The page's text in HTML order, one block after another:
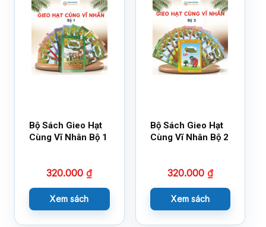
Bộ Sách Gieo Hạt
Cùng Vĩ Nhân Bộ 1
320.000₫
Xem sách
Bộ Sách Gieo Hạt
Cùng Vĩ Nhân Bộ 2
320.000 ₫
Xem sách